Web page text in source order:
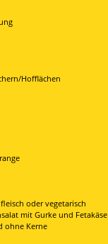
Hofflächen
oder vegetarisch
mit Gurke und Fetakäse
ohne Kerne